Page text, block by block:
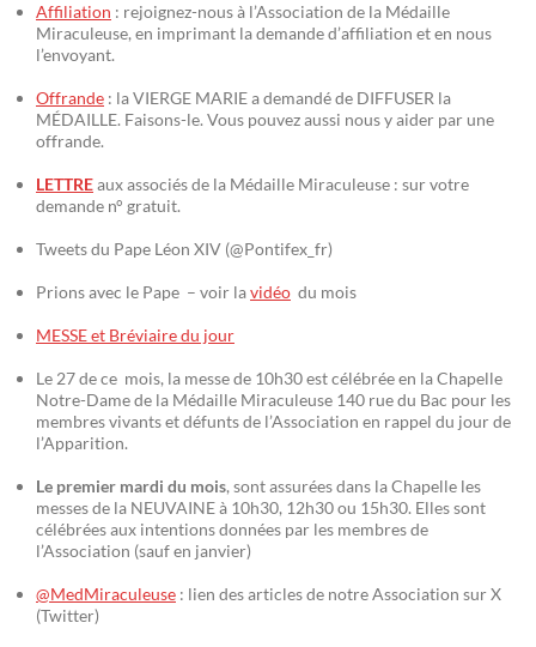
Affiliation : rejoignez-nous à l’Association de la Médaille
Miraculeuse, en imprimant la demande d’affiliation et en nous
l’envoyant.
Offrande : la VIERGE MARIE a demandé de DIFFUSER la
MÉDAILLE. Faisons-le. Vous pouvez aussi nous y aider par une
offrande.
LETTREaux associés de la Médaille Miraculeuse : sur votre
demande n° gratuit.
Tweets du Pape Léon XIV (@Pontifex_fr)
Prions avec le Pape – voir lavidéo du mois
MESSE et Bréviaire du jour
Le 27 de ce mois, la messe de 10h30 est célébrée en la Chapelle
Notre-Dame de la Médaille Miraculeuse 140 rue du Bac pour les
membres vivants et défunts de l’Association en rappel du jour de
l’Apparition.
Le premier mardi du mois, sont assurées dans la Chapelle les
messes de la NEUVAINE à 10h30, 12h30 ou 15h30. Elles sont
célébrées aux intentions données par les membres de
l’Association (sauf en janvier)
@MedMiraculeuse : lien des articles de notre Association sur X
(Twitter)